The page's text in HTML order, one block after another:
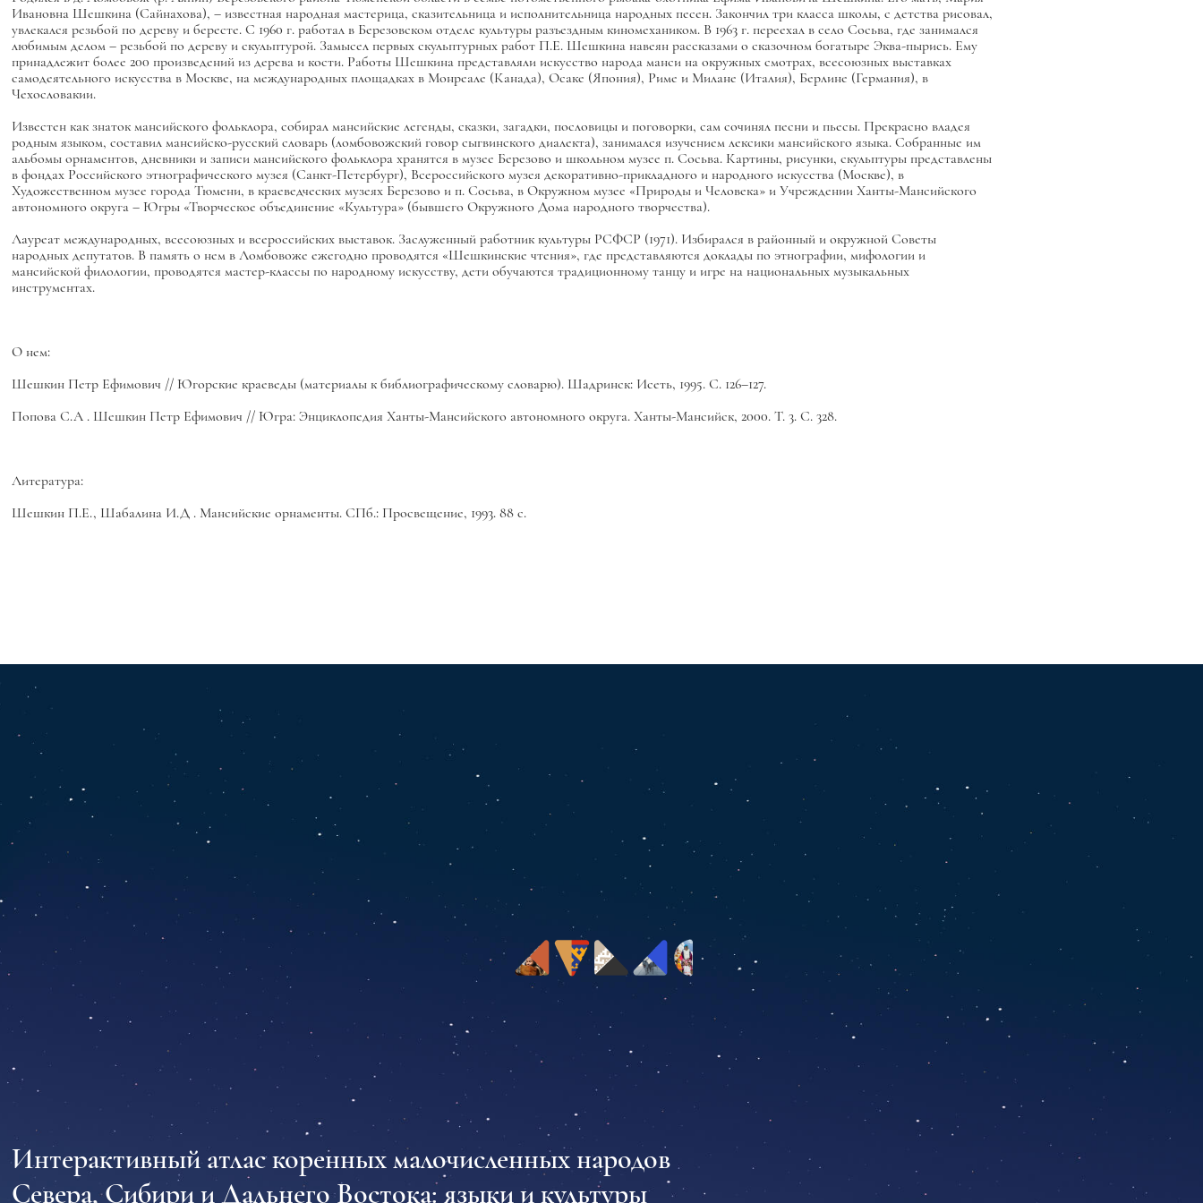
Ивановна Шешкина (Сайнахова), – известная народная мастерица, сказительница и исполнительница народных песен. Закончил три класса школы, с детства рисовал,
увлекался резьбой по дереву и бересте. С 1960 г. работал в Березовском отделе культуры разъездным киномехаником. В 1963 г. переехал в село Сосьва, где занимался
любимым делом – резьбой по дереву и скульптурой. Замысел первых скульптурных работ П.Е. Шешкина навеян рассказами о сказочном богатыре Эква-пырись. Ему
принадлежит более 200 произведений из дерева и кости. Работы Шешкина представляли искусство народа манси на окружных смотрах, всесоюзных выставках
самодеятельного искусства в Москве, на международных площадках в Монреале (Канада), Осаке (Япония), Риме и Милане (Италия), Берлине (Германия), в
Чехословакии.
Известен как знаток мансийского фольклора, собирал мансийские легенды, сказки, загадки, пословицы и поговорки, сам сочинял песни и пьесы. Прекрасно владея
родным языком, составил мансийско-русский словарь (ломбовожский говор сыгвинского диалекта), занимался изучением лексики мансийского языка. Собранные им
альбомы орнаментов, дневники и записи мансийского фольклора хранятся в музее Березово и школьном музее п. Сосьва. Картины, рисунки, скульптуры представлены
в фондах Российского этнографического музея (Санкт-Петербург), Всероссийского музея декоративно-прикладного и народного искусства (Москве), в
Художественном музее города Тюмени, в краеведческих музеях Березово и п. Сосьва, в Окружном музее «Природы и Человека» и Учреждении Ханты-Мансийского
автономного округа – Югры «Творческое объединение «Культура» (бывшего Окружного Дома народного творчества).
Лауреат международных, всесоюзных и всероссийских выставок. Заслуженный работник культуры РСФСР (1971). Избирался в районный и окружной Советы
народных депутатов. В память о нем в Ломбовоже ежегодно проводятся «Шешкинские чтения», где представляются доклады по этнографии, мифологии и
мансийской филологии, проводятся мастер-классы по народному искусству, дети обучаются традиционному танцу и игре на национальных музыкальных
инструментах.
О нем:
Шешкин Петр Ефимович // Югорские краеведы (материалы к библиографическому словарю). Шадринск: Исеть, 1995. С. 126–127.
Попова С.А . Шешкин Петр Ефимович // Югра: Энциклопедия Ханты-Мансийского автономного округа. Ханты-Мансийск, 2000. Т. 3. С. 328.
Литература:
Шешкин П.Е., Шабалина И.Д . Мансийские орнаменты. СПб.: Просвещение, 1993. 88 с.
Интерактивный атлас коренных малочисленных народов
Севера, Сибири и Дальнего Востока: языки и культуры